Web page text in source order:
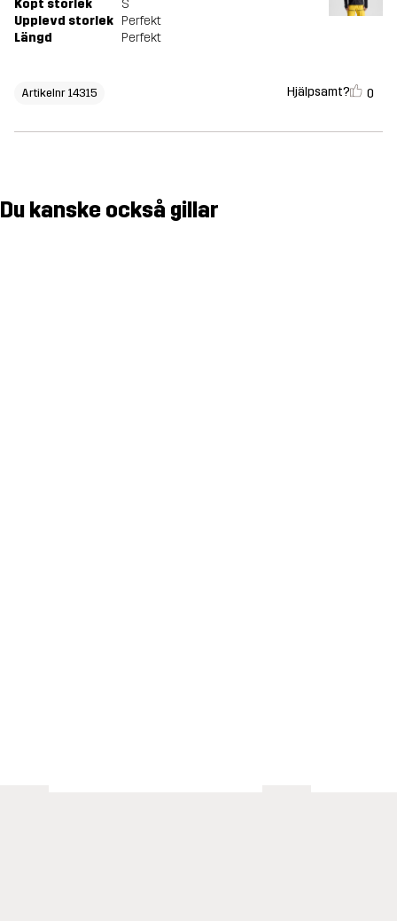
Köpt storlek
S
Upplevd storlek Perfekt
Längd
Perfekt
Artikelnr 14315 Hjälpsamt? 0
Du kanske också gillar